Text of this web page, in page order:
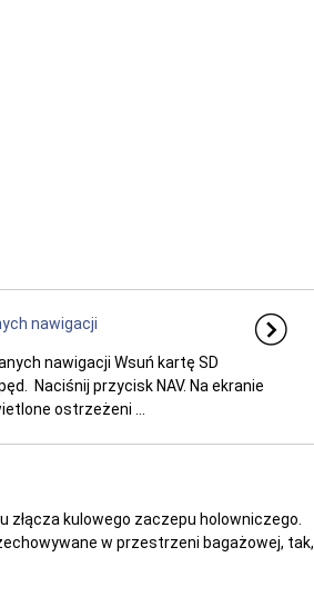
nawigacji
nawigacji Wsuń kartę SD
Naciśnij przycisk NAV. Na ekranie
ostrzeżeni ...
kulowego zaczepu holowniczego.
w przestrzeni bagażowej, tak,